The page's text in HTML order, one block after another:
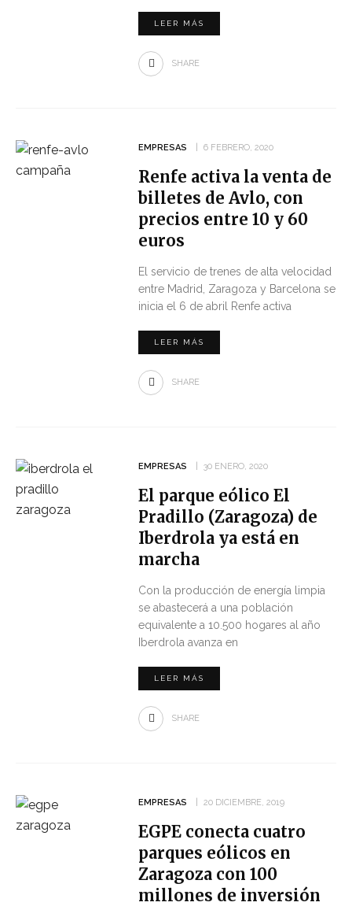
LEER MÁS
SHARE
EMPRESAS 6 FEBRERO, 2020
Renfe activa la venta de
billetes de Avlo, con
precios entre 10 y 60
euros
El servicio de trenes de alta velocidad
entre Madrid, Zaragoza y Barcelona se
inicia el 6 de abril Renfe activa
LEER MÁS
SHARE
EMPRESAS 30 ENERO, 2020
El parque eólico El
Pradillo (Zaragoza) de
Iberdrola ya está en
marcha
Con la producción de energía limpia
se abastecerá a una población
equivalente a 10.500 hogares al año
Iberdrola avanza en
LEER MÁS
SHARE
EMPRESAS 20 DICIEMBRE, 2019
EGPE conecta cuatro
parques eólicos en
Zaragoza con 100
millones de inversión